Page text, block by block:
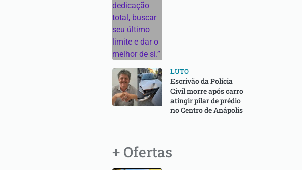
LUTO
Escrivão da Polícia
Civil morre após carro
atingir pilar de prédio
no Centro de Anápolis
+ Ofertas